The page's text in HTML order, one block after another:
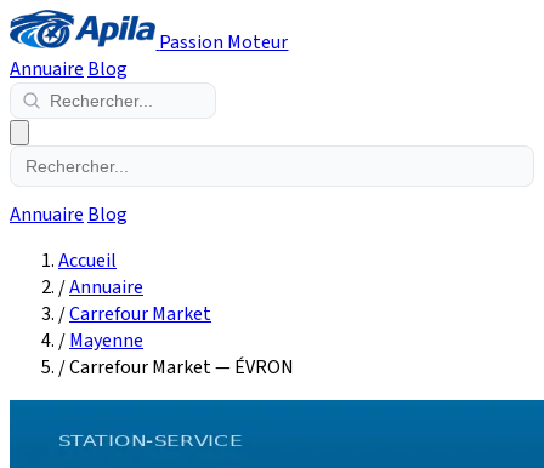
Passion Moteur
Annuaire Blog
Annuaire Blog
Accueil
/Annuaire
/Carrefour Market
/Mayenne
/Carrefour Market — ÉVRON